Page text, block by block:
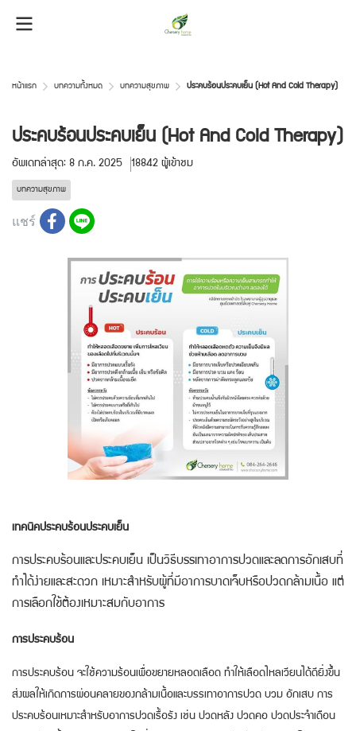
หน้าแรก บทความทั้งหมด บทความสุขภาพ ประคบร้อนประคบเย็น (Hot And Cold Therapy)
ประคบร้อนประคบเย็น (Hot And Cold Therapy)
อัพเดทล่าสุด: 8 ก.ค. 2025 18842 ผู้เข้าชม
บทความสุขภาพ
แชร์
เทคนิคประคบร้อนประคบเย็น
การประคบร้อนและประคบเย็น เป็นวิธีบรรเทาอาการปวดและลดการอักเสบที่
ทำได้ง่ายและสะดวก เหมาะสำหรับผู้ที่มีอาการบาดเจ็บหรือปวดกล้ามเนื้อ แต่
การเลือกใช้ต้องเหมาะสมกับอาการ
การประคบร้อน
การประคบร้อน จะใช้ความร้อนเพื่อขยายหลอดเลือด ทำให้เลือดไหลเวียนได้ดียิ่งขึ้น
ส่งผลให้เกิดการผ่อนคลายของกล้ามเนื้อและบรรเทาอาการปวด บวม อักเสบ การ
ประคบร้อนเหมาะสำหรับอาการปวดเรื้อรัง เช่น ปวดหลัง ปวดคอ ปวดประจำเดือน